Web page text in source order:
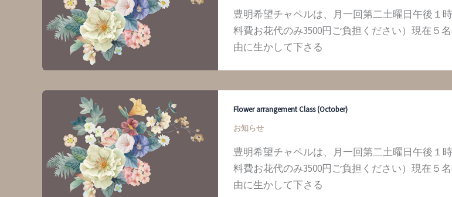
豊明希望チャペルは、月一回第二土曜日午後１
料費お花代のみ3500円ご負担ください）現在５
由に生かして下さる
Flower arrangement Class (October)
お知らせ
豊明希望チャペルは、月一回第二土曜日午後１
料費お花代のみ3500円ご負担ください）現在５
由に生かして下さる